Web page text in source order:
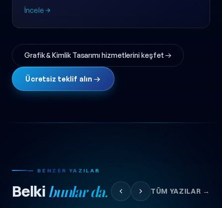
İncele
Grafik & Kimlik Tasarımı hizmetlerini keşfet →
Ücretsiz teklif alın →
— BENZER YAZILAR
Belki bunlar da. TÜM YAZILAR →